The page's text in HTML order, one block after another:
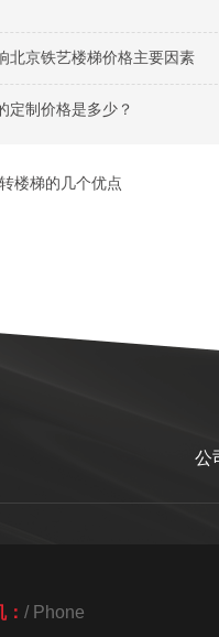
北京铁艺楼梯价格主要因素
定制价格是多少？
楼梯的几个优点
公
/ Phone